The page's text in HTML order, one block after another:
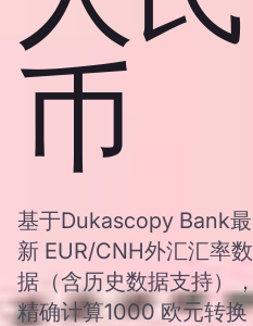
币
基于Dukascopy Bank最
新 EUR/CNH外汇汇率数
据（含历史数据支持），
精确计算1000 欧元转换